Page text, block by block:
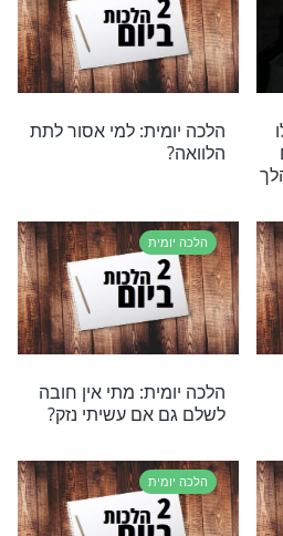
הלכה יומית: האם מותר
הלכה יומית
הלכה יומית – מלאכה בערב
שבת